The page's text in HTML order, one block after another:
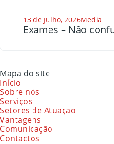
13 de Julho, 2026Media
Exames – Não
Mapa do site
Início
Sobre nós
Serviços
Setores de Atuação
Vantagens
Comunicação
Contactos